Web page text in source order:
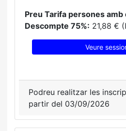
Preu Tarifa persones
Descompte 75%: 21,88 €
Veure
Podreu realitzar les
partir del 03/09/2026